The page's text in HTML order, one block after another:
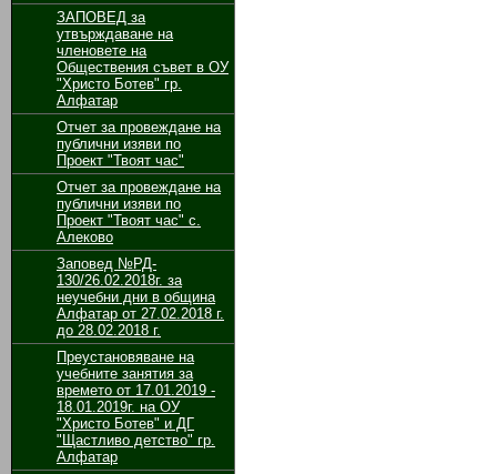
ЗАПОВЕД за
утвърждаване на
членовете на
Обществения съвет в ОУ
"Христо Ботев" гр.
Алфатар
Отчет за провеждане на
публични изяви по
Проект "Твоят час"
Отчет за провеждане на
публични изяви по
Проект "Твоят час" с.
Алеково
Заповед №РД-
130/26.02.2018г. за
неучебни дни в община
Алфатар от 27.02.2018 г.
до 28.02.2018 г.
Преустановяване на
учебните занятия за
времето от 17.01.2019 -
18.01.2019г. на ОУ
"Христо Ботев" и ДГ
"Щастливо детство" гр.
Алфатар